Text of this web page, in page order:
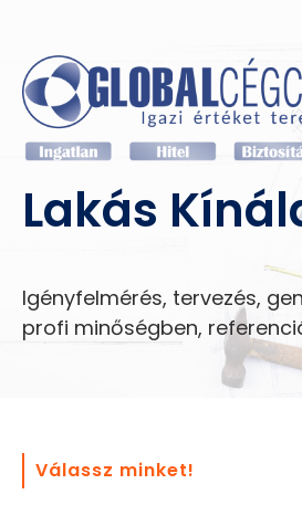
Lakás
Igényfelmérés, tervezés,
profi minőségben,
Válassz minket!